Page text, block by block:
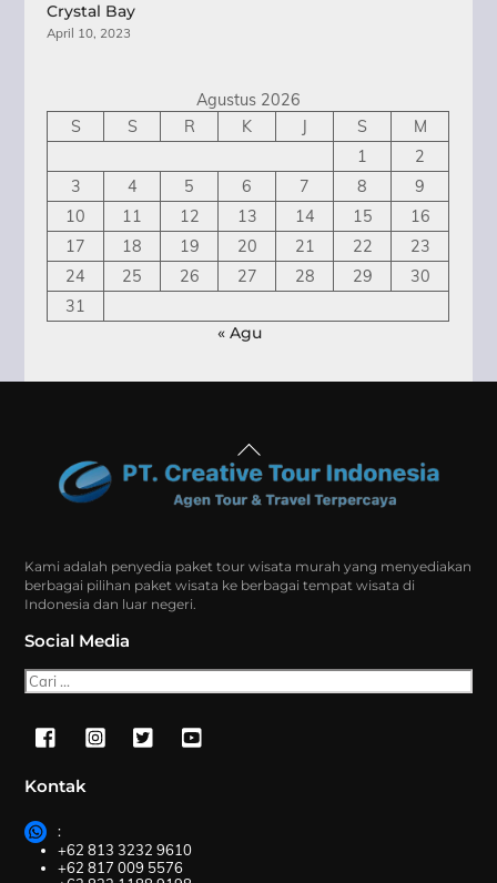
Crystal Bay
April 10, 2023
Agustus 2026
S
S R K J S
M
1
2
3
4 5 6 7 8
9
10
11 12 13 14 15
16
17
18 19 20 21 22
23
24
25 26 27 28 29
30
31
« Agu
Back
To
Top
Kami adalah penyedia paket tour wisata murah yang menyediakan
berbagai pilihan paket wisata ke berbagai tempat wisata di
Indonesia dan luar negeri.
Social Media
Cari
Kontak
:
+62 813 3232 9610
+62 817 009 5576